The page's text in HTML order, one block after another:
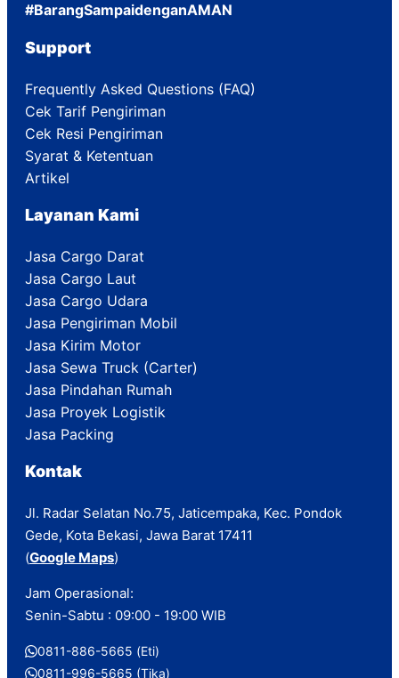
#BarangSampaidenganAMAN
Support
Frequently Asked Questions (FAQ)
Cek Tarif Pengiriman
Cek Resi Pengiriman
Syarat & Ketentuan
Artikel
Layanan Kami
Jasa Cargo Darat
Jasa Cargo Laut
Jasa Cargo Udara
Jasa Pengiriman Mobil
Jasa Kirim Motor
Jasa Sewa Truck (Carter)
Jasa Pindahan Rumah
Jasa Proyek Logistik
Jasa Packing
Kontak
Jl. Radar Selatan No.75, Jaticempaka, Kec. Pondok
Gede, Kota Bekasi, Jawa Barat 17411
(Google Maps)
Jam Operasional:
Senin-Sabtu : 09:00 - 19:00 WIB
0811-886-5665 (Eti)
0811-996-5665 (Tika)